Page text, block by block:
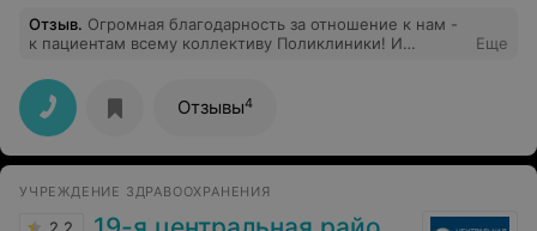
Отзыв. Огромная благодарность за отношение к нам -
к пациентам всему коллективу Поликлиники! И
отзывчивость, пусть всё у вас будет хорошо и
замечательно!
Еще
Отзывы4
УЧРЕЖДЕНИЕ ЗДРАВООХРАНЕНИЯ